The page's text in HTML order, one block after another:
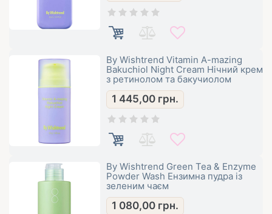
By Wishtrend Vitamin A-mazing
Bakuchiol Night Cream Нічний крем
з ретинолом та бакучиолом
1 445,00 грн.
By Wishtrend Green Tea & Enzyme
Powder Wash Ензимна пудра із
зеленим чаєм
1 080,00 грн.